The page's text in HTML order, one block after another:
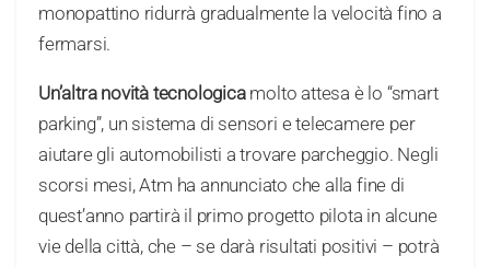
monopattino ridurrà gradualmente la velocità fino a
fermarsi.
Un’altra novità tecnologicamolto attesa è lo “smart
parking”, un sistema di sensori e telecamere per
aiutare gli automobilisti a trovare parcheggio. Negli
scorsi mesi, Atm ha annunciato che alla fine di
quest’anno partirà il primo progetto pilota in alcune
vie della città, che – se darà risultati positivi – potrà